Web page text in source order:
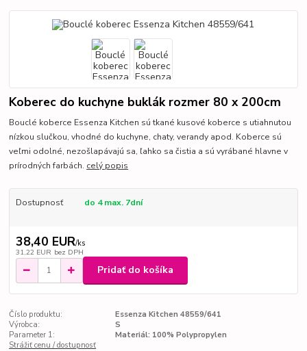
Koberec do kuchyne buklák rozmer 80 x 200cm
Bouclé koberce Essenza Kitchen sú tkané kusové koberce s utiahnutou
nízkou slučkou, vhodné do kuchyne, chaty, verandy apod. Koberce sú
veľmi odolné, nezošlapávajú sa, ľahko sa čistia a sú vyrábané hlavne v
prírodných farbách. celý popis
Dostupnosť do 4 max. 7dní
38,40 EUR/ks
31,22 EUR bez DPH
Pridať do košíka
Číslo produktu:
Essenza Kitchen 48559/641
Výrobca:
S
Parameter 1:
Materiál: 100% Polypropylen
Strážiť cenu / dostupnosť